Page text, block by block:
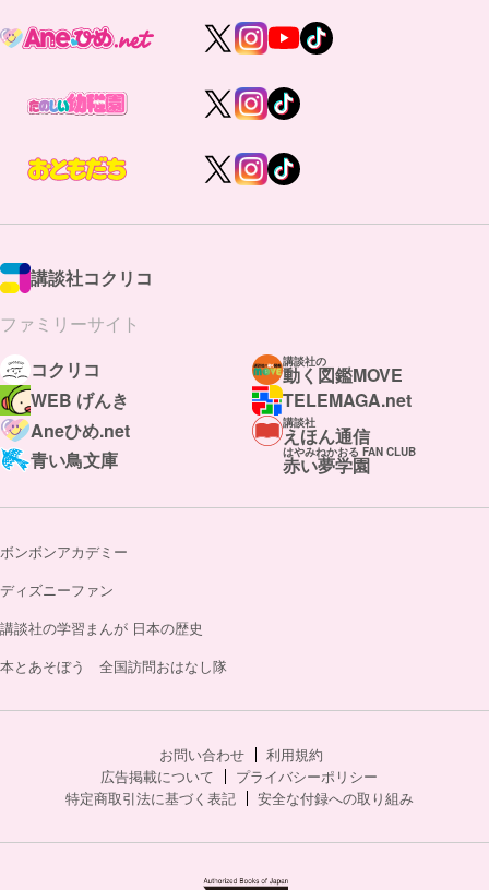
講談社コクリコ
ファミリーサイト
コクリコ
講談社の
動く図鑑MOVE
WEB げんき
TELEMAGA.net
Aneひめ.net
講談社
えほん通信
青い鳥文庫
はやみねかおる FAN CLUB
赤い夢学園
ボンボンアカデミー
ディズニーファン
講談社の学習まんが 日本の歴史
本とあそぼう 全国訪問おはなし隊
お問い合わせ
利用規約
広告掲載について
プライバシーポリシー
特定商取引法に基づく表記
安全な付録への取り組み